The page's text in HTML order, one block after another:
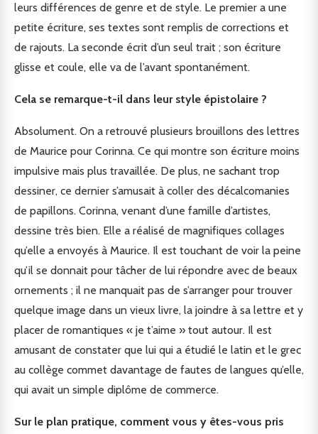
leurs différences de genre et de style. Le premier a une
petite écriture, ses textes sont remplis de corrections et
de rajouts. La seconde écrit d’un seul trait ; son écriture
glisse et coule, elle va de l’avant spontanément.
Cela se remarque-t-il dans leur style épistolaire ?
Absolument. On a retrouvé plusieurs brouillons des lettres
de Maurice pour Corinna. Ce qui montre son écriture moins
impulsive mais plus travaillée. De plus, ne sachant trop
dessiner, ce dernier s’amusait à coller des décalcomanies
de papillons. Corinna, venant d’une famille d’artistes,
dessine très bien. Elle a réalisé de magnifiques collages
qu’elle a envoyés à Maurice. Il est touchant de voir la peine
qu’il se donnait pour tâcher de lui répondre avec de beaux
ornements ; il ne manquait pas de s’arranger pour trouver
quelque image dans un vieux livre, la joindre à sa lettre et y
placer de romantiques « je t’aime » tout autour. Il est
amusant de constater que lui qui a étudié le latin et le grec
au collège commet davantage de fautes de langues qu’elle,
qui avait un simple diplôme de commerce.
Sur le plan pratique, comment vous y êtes-vous pris